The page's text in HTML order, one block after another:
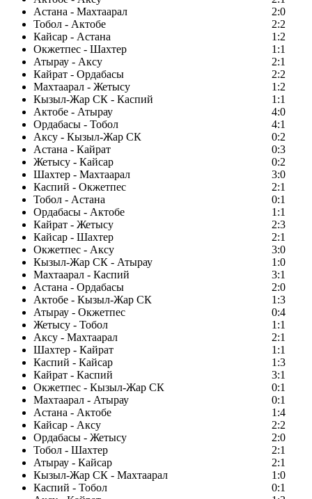
Астана - Махтаарал
2:0
Тобол - Актобе
2:2
Кайсар - Астана
1:2
Окжетпес - Шахтер
1:1
Атырау - Аксу
2:1
Кайрат - Ордабасы
2:2
Махтаарал - Жетысу
1:2
Кызыл-Жар СК - Каспий
1:1
Актобе - Атырау
4:0
Ордабасы - Тобол
4:1
Аксу - Кызыл-Жар СК
0:2
Астана - Кайрат
0:3
Жетысу - Кайсар
0:2
Шахтер - Махтаарал
3:0
Каспий - Окжетпес
2:1
Тобол - Астана
0:1
Ордабасы - Актобе
1:1
Кайрат - Жетысу
2:3
Кайсар - Шахтер
2:1
Окжетпес - Аксу
3:0
Кызыл-Жар СК - Атырау
1:0
Махтаарал - Каспий
3:1
Астана - Ордабасы
2:0
Актобе - Кызыл-Жар СК
1:3
Атырау - Окжетпес
0:4
Жетысу - Тобол
1:1
Аксу - Махтаарал
2:1
Шахтер - Кайрат
1:1
Каспий - Кайсар
1:3
Кайрат - Каспий
3:1
Окжетпес - Кызыл-Жар СК
0:1
Махтаарал - Атырау
0:1
Астана - Актобе
1:4
Кайсар - Аксу
2:2
Ордабасы - Жетысу
2:0
Тобол - Шахтер
2:1
Атырау - Кайсар
2:1
Кызыл-Жар СК - Махтаарал
1:0
Каспий - Тобол
0:1